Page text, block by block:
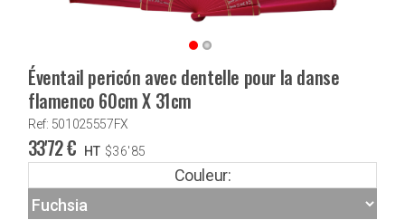
Éventail pericón avec dentelle pour la danse
flamenco 60cm X 31cm
Ref: 501025557FX
33'72€ HT $36'85
Couleur: